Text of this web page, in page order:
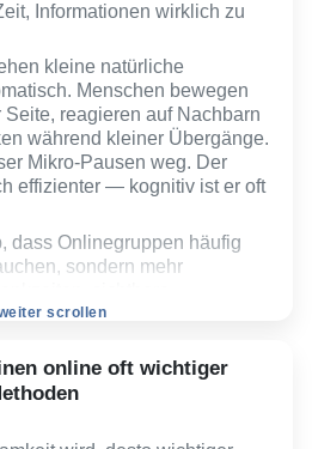
Informationen wirklich zu
kleine natürliche
Menschen bewegen
reagieren auf Nachbarn
während kleiner Übergänge.
Mikro-Pausen weg. Der
effizienter — kognitiv ist er oft
dass Onlinegruppen häufig
sondern mehr
klare Fokusmomente
entsteht schnell das
statt wirklich zu
unterschätzen diesen
scrollen
online oft wichtiger